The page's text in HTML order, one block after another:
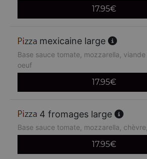
17.95€
mexicaine large
Base sauce tomate, mozzarella, viande
oeuf
17.95€
4 fromages large
Base sauce tomate, mozzarella,
17.95€